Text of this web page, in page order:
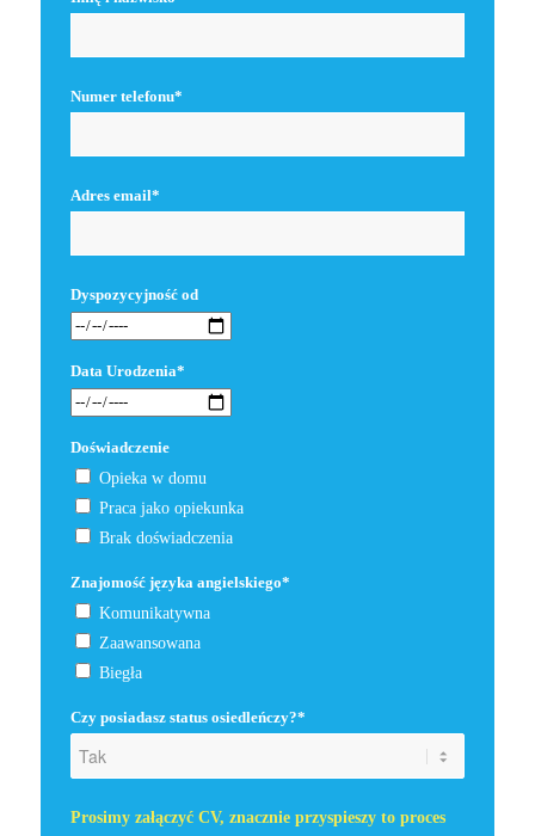
Numer telefonu*
Adres email*
Dyspozycyjność od
Data Urodzenia*
Doświadczenie
Opieka w domu
Praca jako opiekunka
Brak doświadczenia
Znajomość języka angielskiego*
Komunikatywna
Zaawansowana
Biegła
Czy posiadasz status osiedleńczy?*
Prosimy załączyć CV, znacznie przyspieszy to proces